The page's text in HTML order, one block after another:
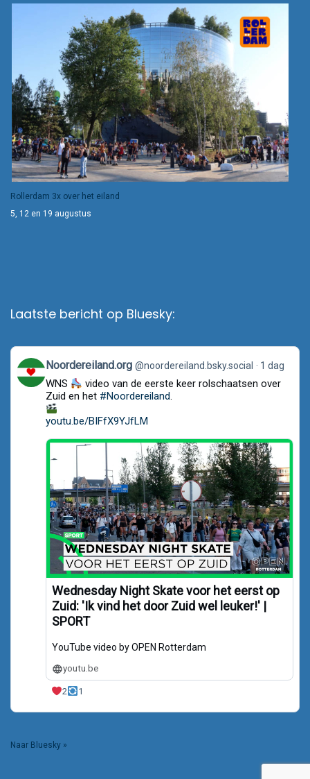
Rollerdam 3x over het eiland
5, 12 en 19 augustus
Laatste bericht op Bluesky:
View
post
by
Noordereiland.org
Noordereiland.org @noordereiland.bsky.social 1 dag
WNS
video van de eerste keer rolschaatsen over
Zuid en het #Noordereiland.
youtu.be/BIFfX9YJfLM
Wednesday Night Skate voor het eerst op
Zuid: 'Ik vind het door Zuid wel leuker!' |
SPORT
YouTube video by OPEN Rotterdam
youtu.be
2 1
Naar Bluesky »